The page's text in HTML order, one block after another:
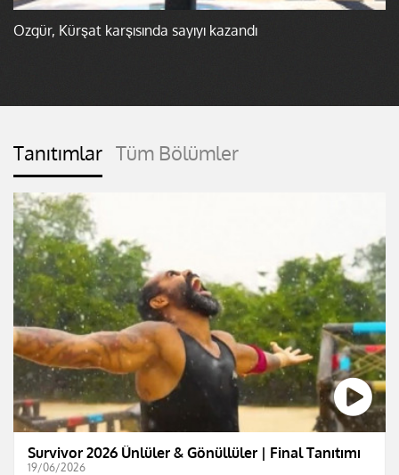
Özgür, Kürşat karşısında sayıyı kazandı
Tanıtımlar Tüm Bölümler
Survivor 2026 Ünlüler & Gönüllüler | Final Tanıtımı
19/06/2026